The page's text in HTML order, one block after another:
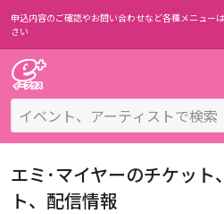
申込内容のご確認やお問い合わせなど各種メニューは
さい
エミ･マイヤーのチケット
ト、配信情報